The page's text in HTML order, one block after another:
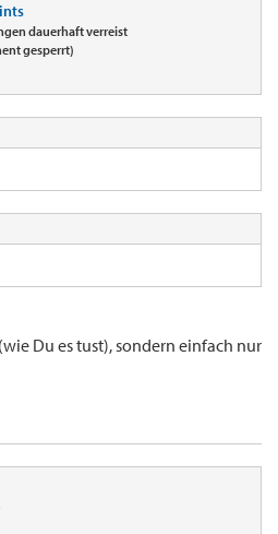
dauerhaft verreist
gesperrt)
Du es tust), sondern einfach nur